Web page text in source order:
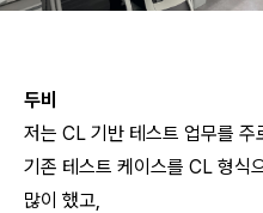
두비
저는 CL 기반 테스트 업무를 주
기존 테스트 케이스를 CL 형식
많이 했고,